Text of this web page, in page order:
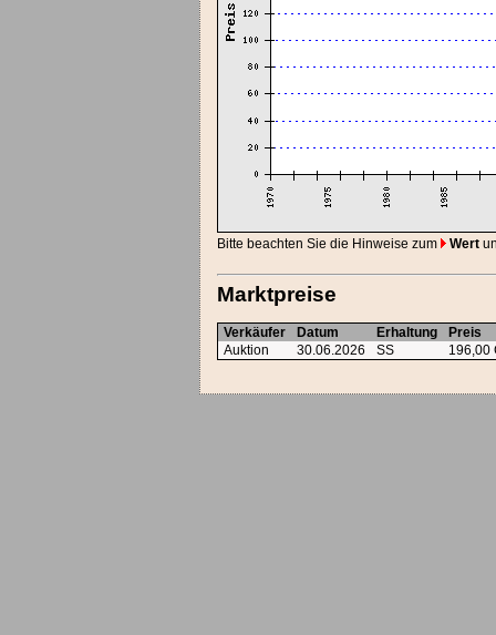
Bitte beachten Sie die Hinweise zum Wert
Marktpreise
Verkäufer Datum Erhaltung
Preis
Auktion
30.06.2026 SS 196,00